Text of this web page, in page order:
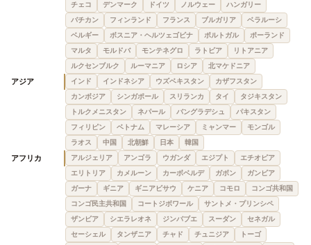
チェコ
デンマーク ドイツ ノルウェー
ハンガリー
バチカン
フィンランド フランス ブルガリア
ベラルーシ
ベルギー
ボスニア・ヘルツェゴビナ ポルトガル
ポーランド
マルタ
モルドバ モンテネグロ ラトビア
リトアニア
ルクセンブルク
ルーマニア ロシア 北マケドニア
アジア インド インドネシア ウズベキスタン
カザフスタン
カンボジア
シンガポール スリランカ タイ
タジキスタン
トルクメニスタン
ネパール バングラデシュ
パキスタン
フィリピン
ベトナム マレーシア ミャンマー
モンゴル
ラオス
中国 北朝鮮 日本 韓国
アフリカ アルジェリア アンゴラ ウガンダ エジプト
エチオピア
エリトリア
カメルーン カーボベルデ ガボン
ガンビア
ガーナ
ギニア ギニアビサウ ケニア コモロ
コンゴ共和国
コンゴ民主共和国
コートジボワール
サントメ・プリンシペ
ザンビア
シエラレオネ ジンバブエ スーダン
セネガル
セーシェル
タンザニア チャド チュニジア
トーゴ